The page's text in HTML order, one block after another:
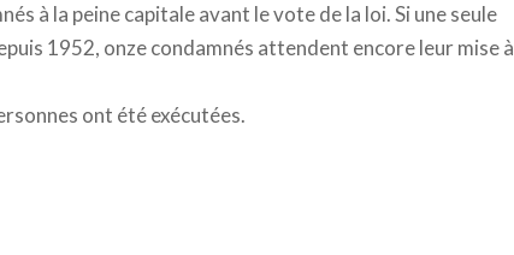
à la peine capitale avant le vote de la loi. Si une seule
1952, onze condamnés attendent encore leur mise à
ont été exécutées.